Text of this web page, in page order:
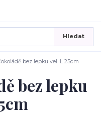
Hledat
bez lepku vel. L 25cm
bez lepku